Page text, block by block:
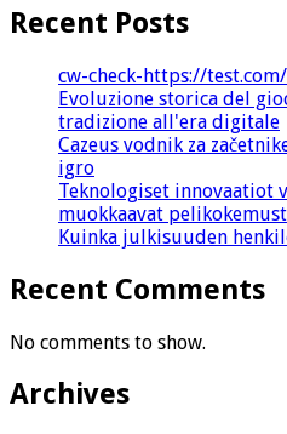
Recent Posts
cw-check-https://test.com/
Evoluzione storica del
tradizione all'era digitale
Cazeus vodnik za
igro
Teknologiset innovaatiot
muokkaavat
Kuinka julkisuuden
Recent Comments
No comments to show.
Archives